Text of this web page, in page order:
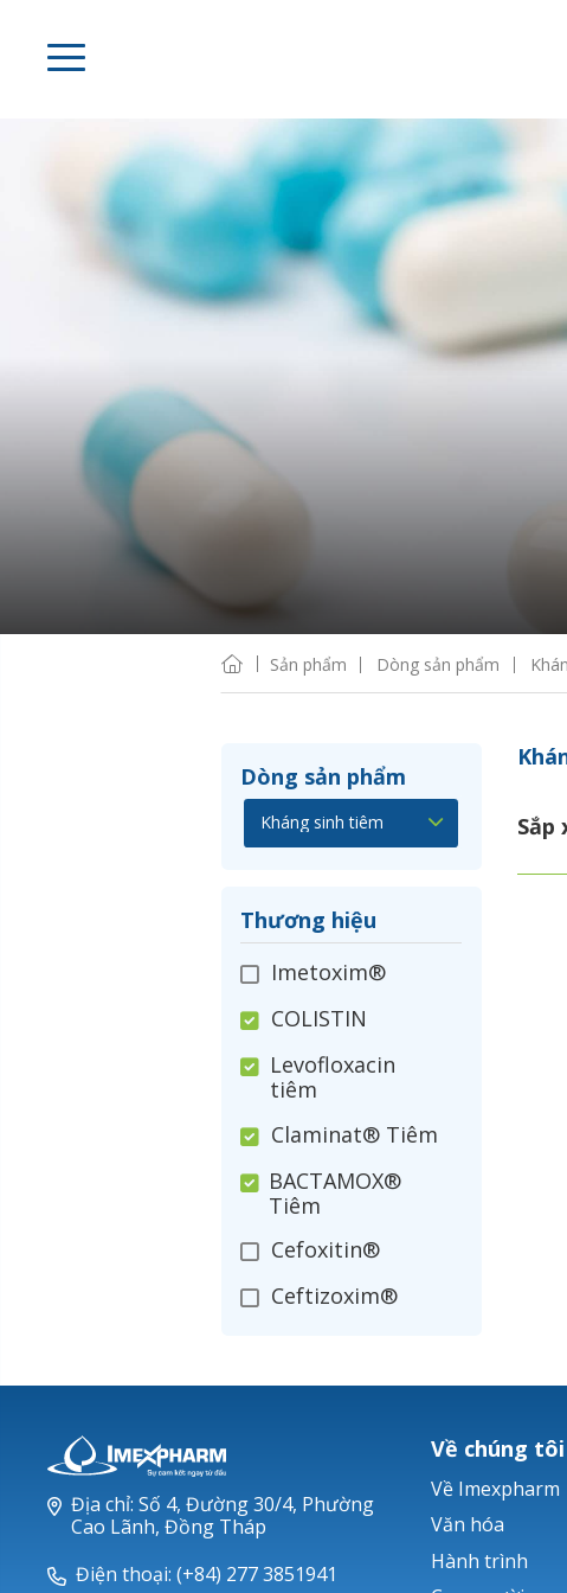
Sản phẩm Dòng sản phẩm
Dòng sản phẩm
Thương hiệu
Imetoxim®
COLISTIN
Levofloxacin
tiêm
Claminat® Tiêm
BACTAMOX®
Tiêm
Cefoxitin®
Ceftizoxim®
Nerusyn®
Ticarlinat®
Zobacta®
Sắp
Địa chỉ: Số 4, Đường 30/4, Phường
Cao Lãnh, Đồng Tháp
Điện thoại: (+84) 277 3851941
Về chúng tôi
Về Imexpharm
Văn hóa
Hành trình